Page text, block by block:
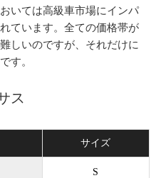
いては高級車市場にインパ
ています。全ての価格帯が
しいのですが、それだけに
す。
ス
サイズ
S